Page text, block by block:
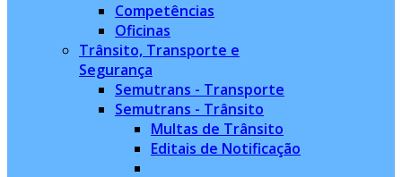
Competências
Oficinas
Trânsito, Transporte e
Segurança
Semutrans - Transporte
Semutrans - Trânsito
Multas de Trânsito
Editais de Notificação